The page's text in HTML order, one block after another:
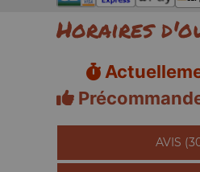
Horaires
AVIS